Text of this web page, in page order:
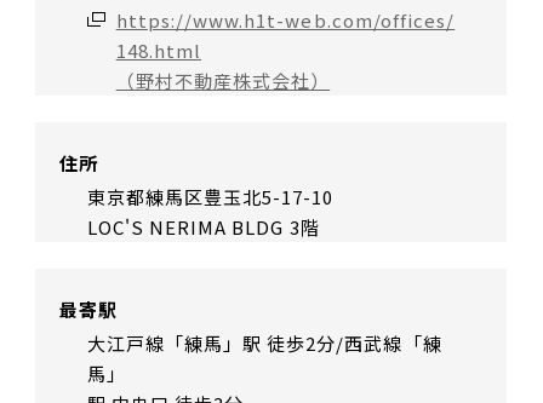
https://www.h1t-web.com/offices/
148.html
（野村不動産株式会社）
住所
東京都練馬区豊玉北5-17-10
LOC'S NERIMA BLDG 3階
最寄駅
大江戸線「練馬」駅 徒歩2分/西武線「練
馬」